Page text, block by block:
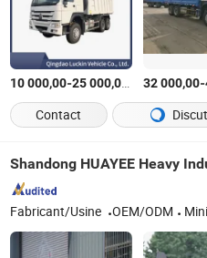
10 000,00-25 000,00 $US/Pièce
32 000,00-
Contact
Fabricant/Usine OEM/ODM Mini